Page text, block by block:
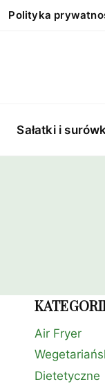
Polityka
Sałatki i
Air Fryer
Dietetyczne